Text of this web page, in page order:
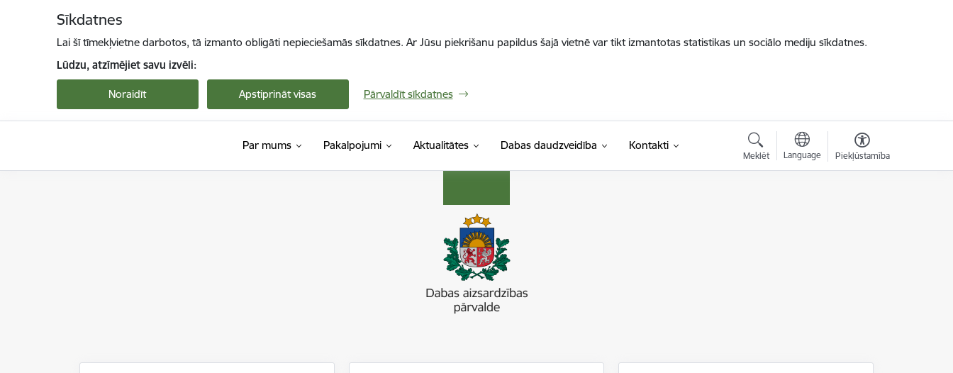
Sīkdatnes
Lai šī tīmekļvietne darbotos, tā izmanto obligāti nepieciešamās sīkdatnes. Ar Jūsu piekrišanu papildus šajā vietnē var tikt izmantotas statistikas un sociālo mediju sīkdatnes.
Lūdzu, atzīmējiet savu izvēli:
Noraidīt Apstiprināt visas Pārvaldīt sīkdatnes
Par mums Pakalpojumi Aktualitātes Dabas daudzveidība Kontakti
Meklēt Language Piekļūstamība